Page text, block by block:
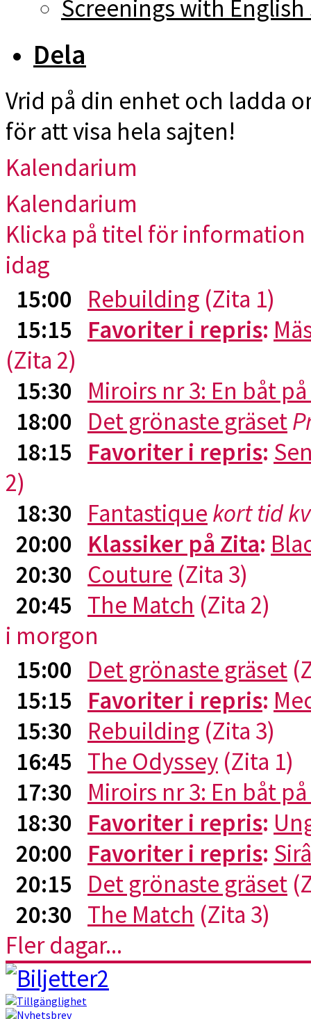
Screenings with
Dela
Vrid på din enhet och ladda
för att visa hela sajten!
Kalendarium
Kalendarium
Klicka på titel för
idag
15:00 Rebuilding (Zita 1)
15:15 Favoriter i repris:
(Zita 2)
15:30 Miroirs nr 3: En båt
18:00 Det grönaste gräset
18:15 Favoriter i repris:
2)
18:30 Fantastique kort tid
20:00 Klassiker på Zita:
20:30 Couture (Zita 3)
20:45 The Match (Zita 2)
i morgon
15:00 Det grönaste gräset
15:15 Favoriter i repris:
15:30 Rebuilding (Zita 3)
16:45 The Odyssey (Zita 1)
17:30 Miroirs nr 3: En båt
18:30 Favoriter i repris:
20:00 Favoriter i repris:
20:15 Det grönaste gräset
20:30 The Match (Zita 3)
Fler dagar...